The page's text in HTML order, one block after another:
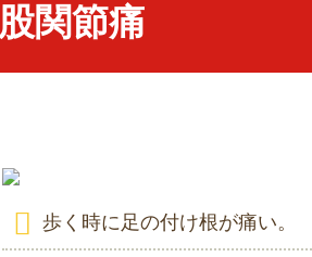
股関節痛
歩く時に足の付け根が痛い。